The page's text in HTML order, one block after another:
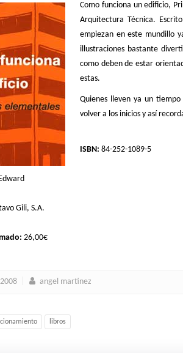
Como funciona un edificio,
Arquitectura Técnica.
empiezan en este mundillo
illustraciones bastante
como deben de estar
estas.
Quienes lleven ya un
volver a los inicios y así
ISBN: 84-252-1089-5
Gili, S.A.
26,00€
angel martinez
libros